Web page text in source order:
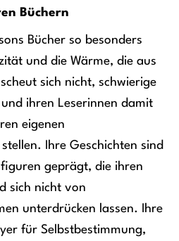
Büchern
Bücher so besonders
und die Wärme, die aus
sich nicht, schwierige
und ihren Leserinnen damit
eigenen
Ihre Geschichten sind
geprägt, die ihren
sich nicht von
unterdrücken lassen. Ihre
für Selbstbestimmung,